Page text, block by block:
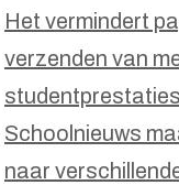
Het vermindert
verzenden van
Schoolnieuws
naar